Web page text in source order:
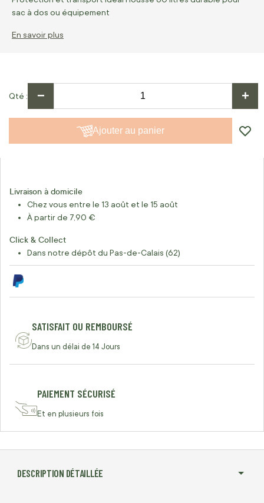
sac à dos ou équipement
En savoir plus
Qté − +
Ajouter au panier
Livraison à domicile
Chez vous entre le 13 août et le 15 août
À partir de 7,90 €
Click & Collect
Dans notre dépôt du Pas-de-Calais (62)
SATISFAIT OU REMBOURSÉ
Dans un délai de 14 Jours
PAIEMENT SÉCURISÉ
Et en plusieurs fois
DESCRIPTION DÉTAILLÉE